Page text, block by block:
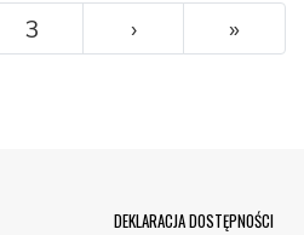
3 ››› »
DEKLARACJA DOSTĘPNOŚCI